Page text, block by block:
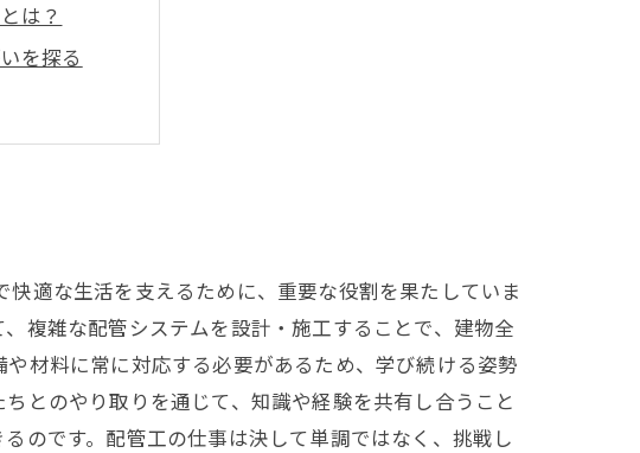
は？
を探る
場
りがい
はここに！
適な生活を支えるために、重要な役割を果たしていま
複雑な配管システムを設計・施工することで、建物全
材料に常に対応する必要があるため、学び続ける姿勢
とのやり取りを通じて、知識や経験を共有し合うこと
のです。配管工の仕事は決して単調ではなく、挑戦し